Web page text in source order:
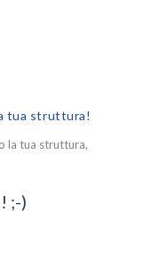
tua struttura!
la tua struttura,
;-)